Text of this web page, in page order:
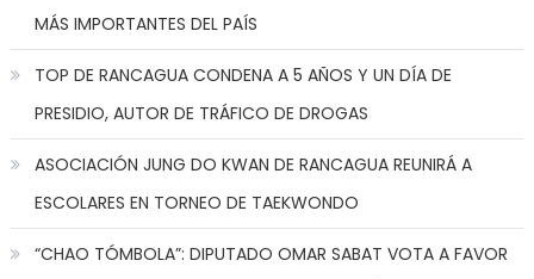
MÁS IMPORTANTES DEL PAÍS
TOP DE RANCAGUA CONDENA A 5 AÑOS Y UN DÍA DE
PRESIDIO, AUTOR DE TRÁFICO DE DROGAS
ASOCIACIÓN JUNG DO KWAN DE RANCAGUA REUNIRÁ A
ESCOLARES EN TORNEO DE TAEKWONDO
“CHAO TÓMBOLA”: DIPUTADO OMAR SABAT VOTA A FAVOR